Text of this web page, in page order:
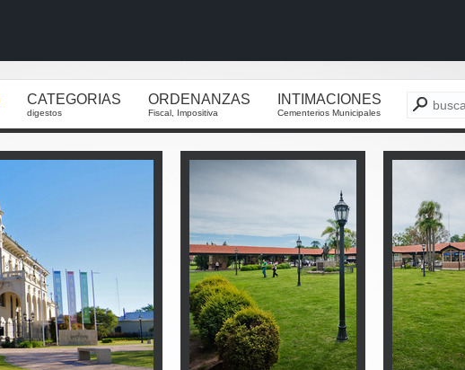
CATEGORIAS
digestos
ORDENANZAS
Fiscal, Impositiva
INTIMACIONES
Cementerios Municipales